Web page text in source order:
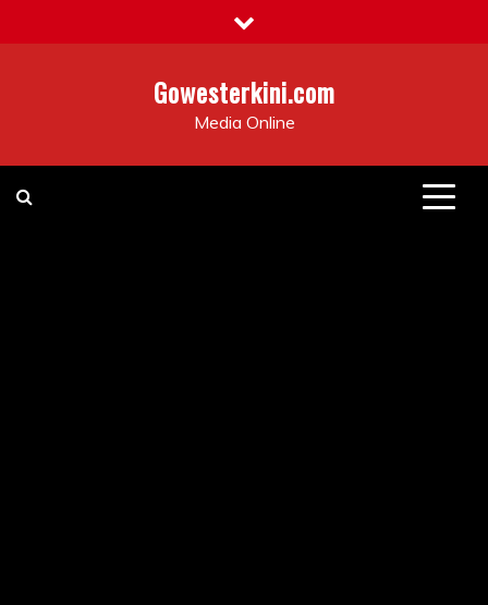
to
Gowesterkini.com
Media Online